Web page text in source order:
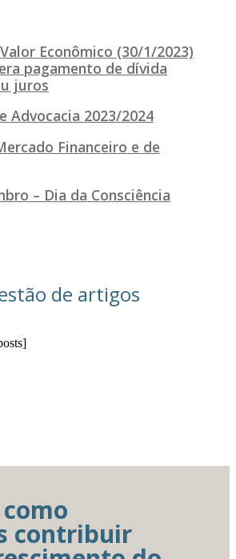
Econômico (30/1/2023)
pagamento de dívida
juros
Advocacia 2023/2024
Financeiro e de
– Dia da Consciência
de artigos
contribuir